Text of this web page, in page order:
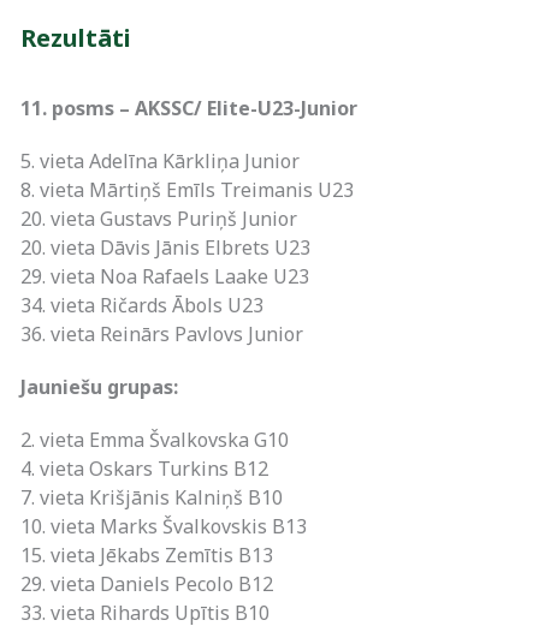
Rezultāti
11. posms – AKSSC/ Elite-U23-Junior
5. vieta Adelīna Kārkliņa Junior
8. vieta Mārtiņš Emīls Treimanis U23
20. vieta Gustavs Puriņš Junior
20. vieta Dāvis Jānis Elbrets U23
29. vieta Noa Rafaels Laake U23
34. vieta Ričards Ābols U23
36. vieta Reinārs Pavlovs Junior
Jauniešu grupas:
2. vieta Emma Švalkovska G10
4. vieta Oskars Turkins B12
7. vieta Krišjānis Kalniņš B10
10. vieta Marks Švalkovskis B13
15. vieta Jēkabs Zemītis B13
29. vieta Daniels Pecolo B12
33. vieta Rihards Upītis B10